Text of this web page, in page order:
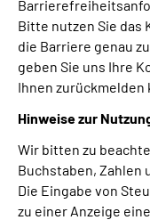
Suche
Leichte Sprache
Bitte nutzen Sie das
die Barriere genau
geben Sie uns Ihre
Ihnen zurückmelden
Hinweise zur
Wir bitten zu
Buchstaben, Zahlen
Die Eingabe von
zu einer Anzeige